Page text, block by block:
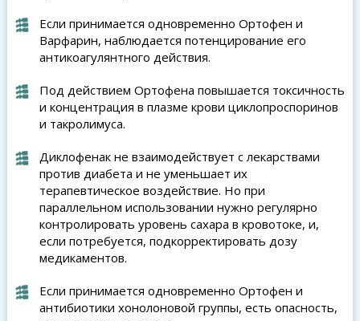
Если принимается одновременно Ортофен и
Варфарин, наблюдается потенцирование его
антикоагулянтного действия.
Под действием Ортофена повышается токсичность
и концентрация в плазме крови циклопроспоринов
и такролимуса.
Диклофенак не взаимодействует с лекарствами
против диабета и не уменьшает их
терапевтическое воздействие. Но при
параллельном использовании нужно регулярно
контролировать уровень сахара в кровотоке, и,
если потребуется, подкорректировать дозу
медикаментов.
Если принимается одновременно Ортофен и
антибиотики хонолоновой группы, есть опасность,